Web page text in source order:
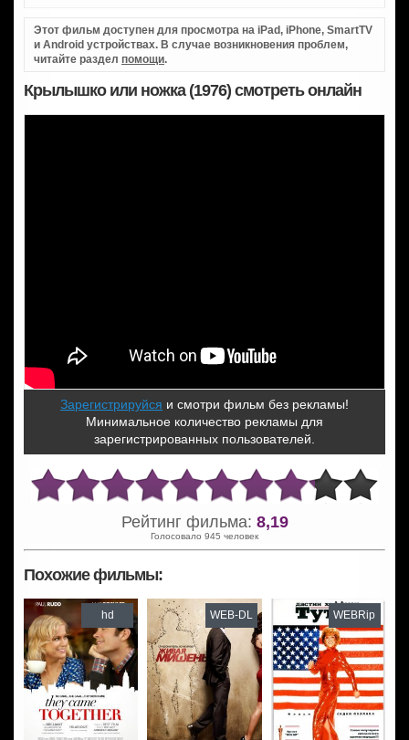
Этот фильм доступен для просмотра на iPad, iPhone, SmartTV
и Android устройствах. В случае возникновения проблем,
читайте раздел помощи.
Крылышко или ножка (1976) смотреть онлайн
Зарегистрируйся и смотри фильм без рекламы!
Минимальное количество рекламы для
зарегистрированных пользователей.
Рейтинг фильма: 8,19
Голосовало 945 человек
Похожие фильмы:
hd WEB-DL WEBRip